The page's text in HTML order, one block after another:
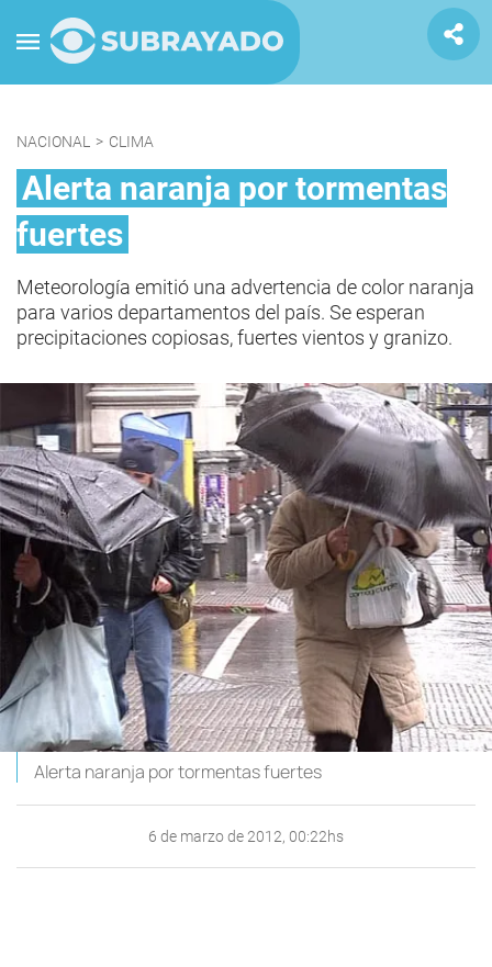
NACIONAL > CLIMA
Alerta naranja por tormentas
fuertes
Meteorología emitió una advertencia de color naranja
para varios departamentos del país. Se esperan
precipitaciones copiosas, fuertes vientos y granizo.
Alerta naranja por tormentas fuertes
6 de marzo de 2012, 00:22hs